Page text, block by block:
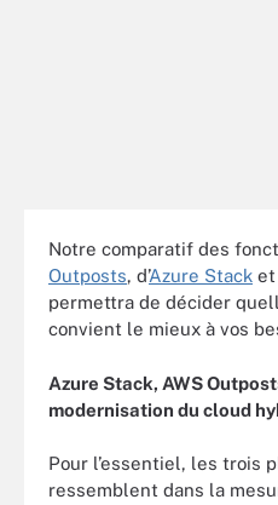
Notre comparatif des
Outposts, d’Azure Stack et
permettra de décider
convient le mieux à vos
Azure Stack, AWS
modernisation du cloud
Pour l’essentiel, les trois
ressemblent dans la